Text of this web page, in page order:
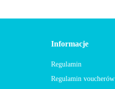
Informacje
Regulamin
Regulamin voucherów